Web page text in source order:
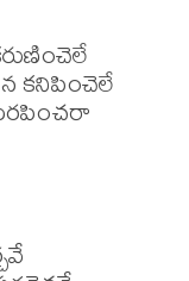
కనిపించెలే